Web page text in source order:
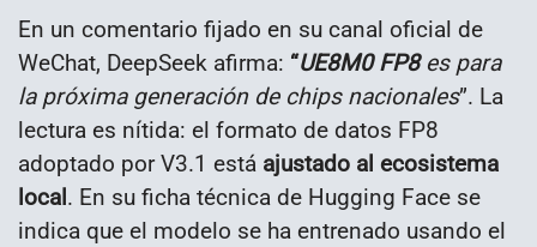
En un comentario fijado en su canal oficial de
WeChat, DeepSeek afirma: “UE8M0 FP8 es para
la próxima generación de chips nacionales”. La
lectura es nítida: el formato de datos FP8
adoptado por V3.1 está ajustado al ecosistema
local. En su ficha técnica de Hugging Face se
indica que el modelo se ha entrenado usando el